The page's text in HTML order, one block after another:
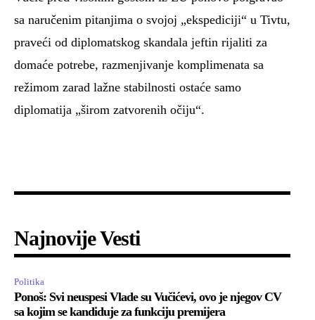
sa naručenim pitanjima o svojoj „ekspediciji“ u Tivtu,
praveći od diplomatskog skandala jeftin rijaliti za
domaće potrebe, razmenjivanje komplimenata sa
režimom zarad lažne stabilnosti ostaće samo
diplomatija „širom zatvorenih očiju“.
Najnovije Vesti
Politika
Ponoš: Svi neuspesi Vlade su Vučićevi, ovo je njegov CV
sa kojim se kandiduje za funkciju premijera